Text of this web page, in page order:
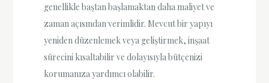
genellikle baştan başlamaktan daha maliyet ve
zaman açısından verimlidir. Mevcut bir yapıyı
yeniden düzenlemek veya geliştirmek, inşaat
sürecini kısaltabilir ve dolayısıyla bütçenizi
korumanıza yardımcı olabilir.